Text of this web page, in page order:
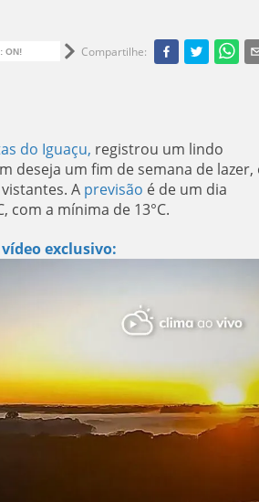
ON! TURISMO
Compartilhe:
do Iguaçu, registrou um lindo
deseja um fim de semana de lazer,
A previsão é de um dia
com a mínima de 13°C.
exclusivo: